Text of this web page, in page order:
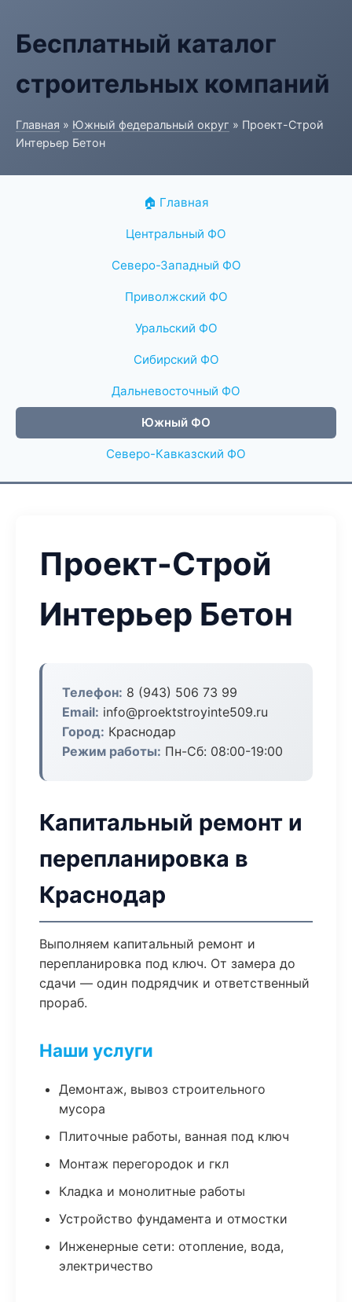
Бесплатный каталог
строительных компаний
Главная » Южный федеральный округ » Проект-Строй
Интерьер Бетон
🏠 Главная
Центральный ФО
Северо-Западный ФО
Приволжский ФО
Уральский ФО
Сибирский ФО
Дальневосточный ФО
Южный ФО
Северо-Кавказский ФО
Проект-Строй
Интерьер Бетон
Телефон: 8 (943) 506 73 99
Email: info@proektstroyinte509.ru
Город: Краснодар
Режим работы: Пн-Сб: 08:00-19:00
Капитальный ремонт и
перепланировка в
Краснодар
Выполняем капитальный ремонт и
перепланировка под ключ. От замера до
сдачи — один подрядчик и ответственный
прораб.
Наши услуги
Демонтаж, вывоз строительного
мусора
Плиточные работы, ванная под ключ
Монтаж перегородок и гкл
Кладка и монолитные работы
Устройство фундамента и отмостки
Инженерные сети: отопление, вода,
электричество